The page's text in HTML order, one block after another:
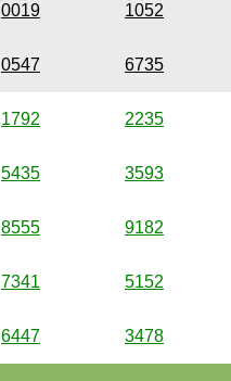
0019 1052
0547 6735
1792 2235
5435 3593
8555 9182
7341 5152
6447 3478